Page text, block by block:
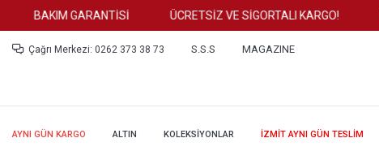
BAKIM GARANTİSİ ÜCRETSİZ VE SİGORTALI KARGO!
Çağrı Merkezi: 0262 373 38 73 S.S.S MAGAZINE
AYNI GÜN KARGO ALTIN KOLEKSİYONLAR İZMİT AYNI GÜN TESLİM